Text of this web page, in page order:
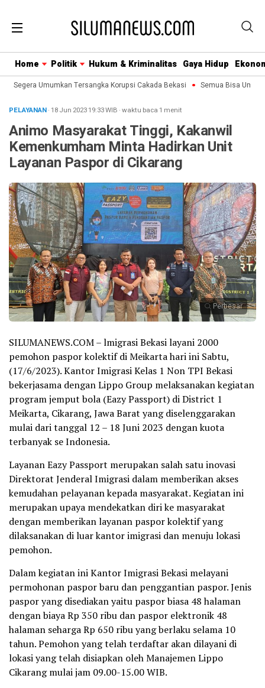
Home Politik Hukum & Kriminalitas Gaya Hidup
Segera Umumkan Tersangka Korupsi Cakada Bekasi Semua Bisa Umroh
PELAYANAN· 18 Jun 202319:33WIB ·waktu baca 1 menit
Animo Masyarakat Tinggi, Kakanwil
Kemenkumham Minta Hadirkan Unit
Layanan Paspor di Cikarang
Perbesar
SILUMANEWS.COM – lmigrasi Bekasi layani 2000
pemohon paspor kolektif di Meikarta hari ini Sabtu,
(17/6/2023). Kantor Imigrasi Kelas 1 Non TPI Bekasi
bekerjasama dengan Lippo Group melaksanakan kegiatan
program jemput bola (Eazy Passport) di District 1
Meikarta, Cikarang, Jawa Barat yang diselenggarakan
mulai dari tanggal 12 – 18 Juni 2023 dengan kuota
terbanyak se Indonesia.
Layanan Eazy Passport merupakan salah satu inovasi
Direktorat Jenderal Imigrasi dalam memberikan akses
kemudahan pelayanan kepada masyarakat. Kegiatan ini
merupakan upaya mendekatkan diri ke masyarakat
dengan memberikan layanan paspor kolektif yang
dilaksanakan di luar kantor imigrasi dan menuju lokasi
pemohon.
Dalam kegiatan ini Kantor Imigrasi Bekasi melayani
permohonan paspor baru dan penggantian paspor. Jenis
paspor yang disediakan yaitu paspor biasa 48 halaman
dengan biaya Rp 350 ribu dan paspor elektronik 48
halaman seharga Rp 650 ribu yang berlaku selama 10
tahun. Pemohon yang telah terdaftar akan dilayani di
lokasi yang telah disiapkan oleh Manajemen Lippo
Cikarang mulai jam 09.00-15.00 WIB.